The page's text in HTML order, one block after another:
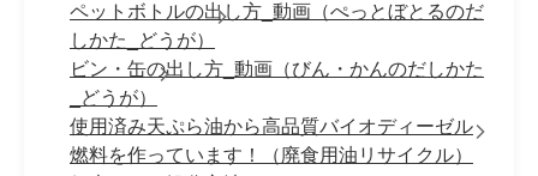
ペットボトルの出し方_動画（ぺっとぼとるのだ
しかた_どうが）
ビン・缶の出し方_動画（びん・かんのだしかた
_どうが）
使用済み天ぷら油から高品質バイオディーゼル
燃料を作っています！（廃食用油リサイクル）